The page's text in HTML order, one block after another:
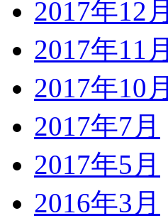
2017年12月
2017年11月
2017年10月
2017年7月
2017年5月
2016年3月